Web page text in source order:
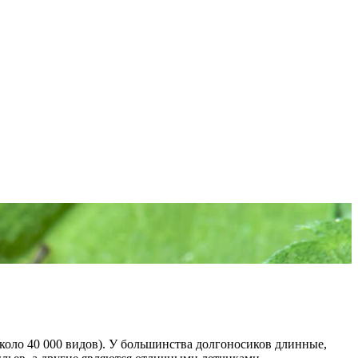
40 000 видов). У большинства долгоносиков длинные,